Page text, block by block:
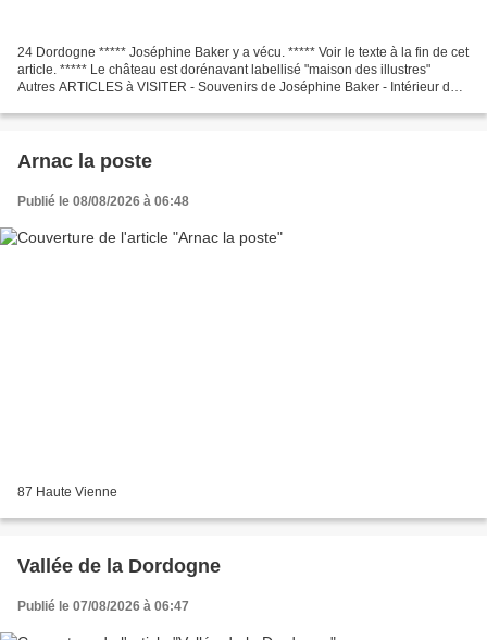
24 Dordogne ***** Joséphine Baker y a vécu. ***** Voir le texte à la fin de cet
article. ***** Le château est dorénavant labellisé "maison des illustres"
Autres ARTICLES à VISITER - Souvenirs de Joséphine Baker - Intérieur du
Arnac la poste
Publié le 08/08/2026 à 06:48
87 Haute Vienne
Vallée de la Dordogne
Publié le 07/08/2026 à 06:47